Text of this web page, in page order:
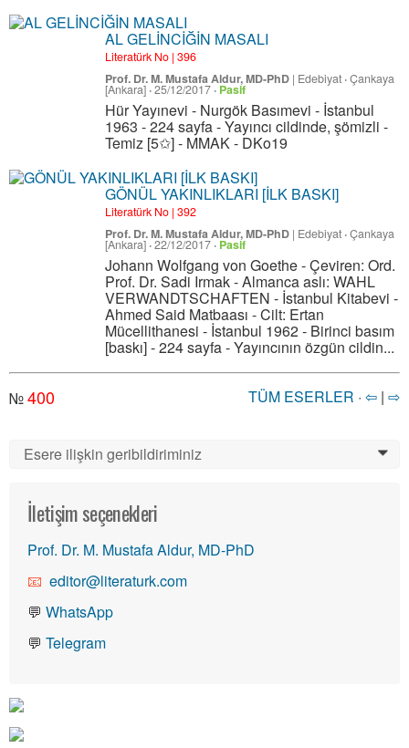
AL GELİNCİĞİN MASALI
Literatürk No | 396
Prof. Dr. M. Mustafa Aldur, MD-PhD | Edebiyat ·Çankaya
[Ankara] ·25/12/2017 · Pasif
Hür Yayınevi - Nurgök Basımevi - İstanbul
1963 - 224 sayfa - Yayıncı cildinde, şömizli -
Temiz [5✩] - MMAK - DKo19
GÖNÜL YAKINLIKLARI [İLK BASKI]
Literatürk No | 392
Prof. Dr. M. Mustafa Aldur, MD-PhD | Edebiyat ·Çankaya
[Ankara] ·22/12/2017 · Pasif
Johann Wolfgang von Goethe - Çeviren: Ord.
Prof. Dr. Sadi Irmak - Almanca aslı: WAHL
VERWANDTSCHAFTEN - İstanbul Kitabevi -
Ahmed Said Matbaası - Cilt: Ertan
Mücellithanesi - İstanbul 1962 - Birinci basım
[baskı] - 224 sayfa - Yayıncının özgün cildin...
№400 TÜM ESERLER · ⇦ | ⇨
Esere ilişkin geribildiriminiz 0
İletişim seçenekleri
Prof. Dr. M. Mustafa Aldur, MD-PhD
editor@literaturk.com
💬 WhatsApp
💬 Telegram